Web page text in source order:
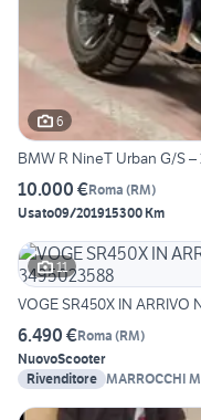
6
BMW R NineT Urban G/S –
10.000 €Roma (RM)
Usato09/201915300 Km
11
VOGE SR450X IN ARRIVO
6.490 €Roma (RM)
NuovoScooter
Rivenditore MARROCCHI